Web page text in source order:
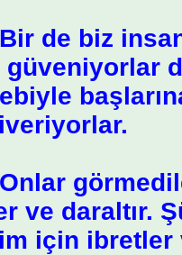
de biz
güveniyorlar
ve daraltır.
için ibretler